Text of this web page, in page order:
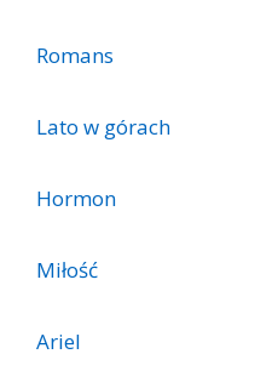
Romans
Lato w górach
Hormon
Miłość
Ariel